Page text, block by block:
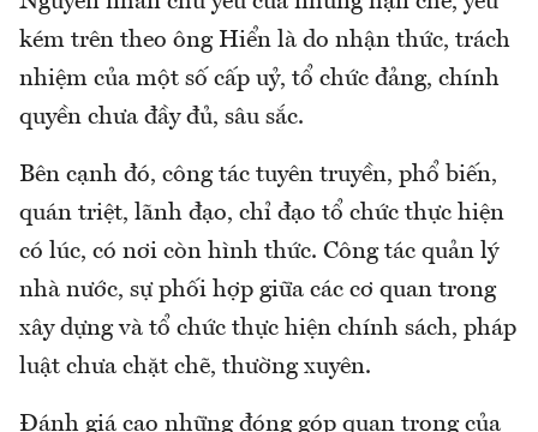
kém trên theo ông Hiển là do nhận thức, trách
nhiệm của một số cấp uỷ, tổ chức đảng, chính
quyền chưa đầy đủ, sâu sắc.
Bên cạnh đó, công tác tuyên truyền, phổ biến,
quán triệt, lãnh đạo, chỉ đạo tổ chức thực hiện
có lúc, có nơi còn hình thức. Công tác quản lý
nhà nước, sự phối hợp giữa các cơ quan trong
xây dựng và tổ chức thực hiện chính sách, pháp
luật chưa chặt chẽ, thường xuyên.
Đánh giá cao những đóng góp quan trọng của